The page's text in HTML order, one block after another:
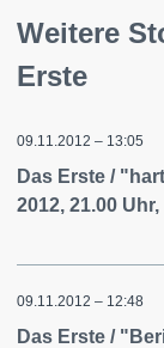
Weitere
Erste
09.11.2012 – 13:05
Das Erste /
2012, 21.00
09.11.2012 – 12:48
Das Erste /